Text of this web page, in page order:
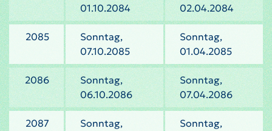
01.10.2084
02.04.2084
2085
Sonntag,
07.10.2085
Sonntag,
01.04.2085
2086
Sonntag,
06.10.2086
Sonntag,
07.04.2086
2087
Sonntag,
Sonntag,